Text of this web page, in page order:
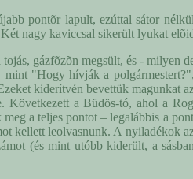
pontõr lapult, ezúttal sátor
nagy kaviccsal sikerült lyukat
gázfõzõn megsült, és -
mint "Hogy hívják a
kiderítvén bevettük magunkat
a Büdös-tó, ahol a
a teljes pontot – legalábbis a
leolvasnunk. A nyiladékok
(és mint utóbb kiderült, a